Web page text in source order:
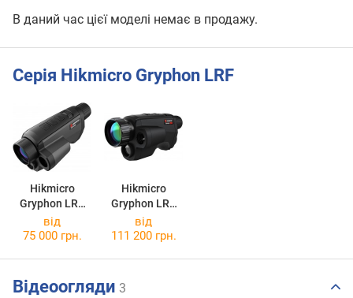
В даний час цієї моделі немає в продажу.
Серія Hikmicro Gryphon LRF
Hikmicro
Gryphon LRF
GQ35L
Hikmicro
Gryphon LRF
GQ50L
від
75 000 грн.
від
111 200 грн.
Відеоогляди 3